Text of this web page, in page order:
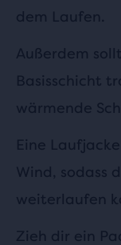
dem Laufen.
Außerdem
Basisschicht
wärmende
Eine
Wind, sodass
weiterlaufen
Zieh dir ein